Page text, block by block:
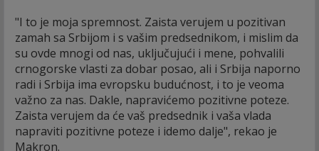
"I to je moja spremnost. Zaista verujem u pozitivan
zamah sa Srbijom i s vašim predsednikom, i mislim da
su ovde mnogi od nas, uključujući i mene, pohvalili
crnogorske vlasti za dobar posao, ali i Srbija naporno
radi i Srbija ima evropsku budućnost, i to je veoma
važno za nas. Dakle, napravićemo pozitivne poteze.
Zaista verujem da će vaš predsednik i vaša vlada
napraviti pozitivne poteze i idemo dalje", rekao je
Makron.